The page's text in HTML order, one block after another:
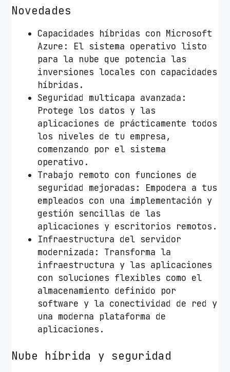
n
K
Novedades
Capacidades híbridas con Microsoft
Azure: El sistema operativo listo
para la nube que potencia las
inversiones locales con capacidades
híbridas.
Seguridad multicapa avanzada:
Protege los datos y las
aplicaciones de prácticamente todos
los niveles de tu empresa,
comenzando por el sistema
operativo.
Trabajo remoto con funciones de
seguridad mejoradas: Empodera a tus
empleados con una implementación y
gestión sencillas de las
aplicaciones y escritorios remotos.
Infraestructura del servidor
modernizada: Transforma la
infraestructura y las aplicaciones
con soluciones flexibles como el
almacenamiento definido por
software y la conectividad de red y
una moderna plataforma de
aplicaciones.
Nube híbrida y seguridad